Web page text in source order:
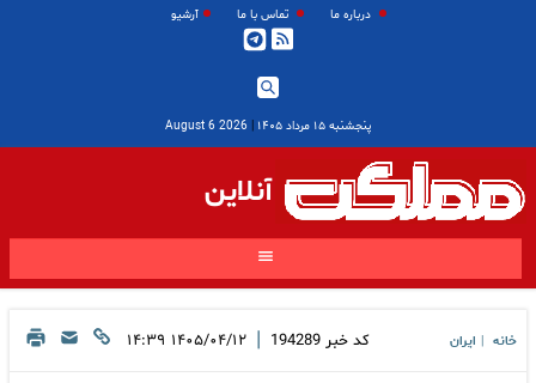
درباره ما تماس با ما آرشیو
پنجشنبه ۱۵ مرداد ۱۴۰۵ |
2026 August 6
آنلاین
خانه ایران کد خبر 194289
| ۱۴۰۵/۰۴/۱۲ ۱۴:۳۹